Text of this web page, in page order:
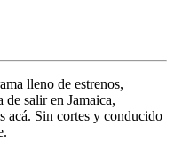
lleno de estrenos,
de salir en Jamaica,
acá. Sin cortes y conducido